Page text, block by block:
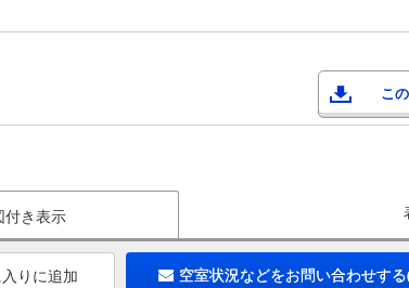
こ
付き表示
りに追加 空室状況などをお問い合わせす